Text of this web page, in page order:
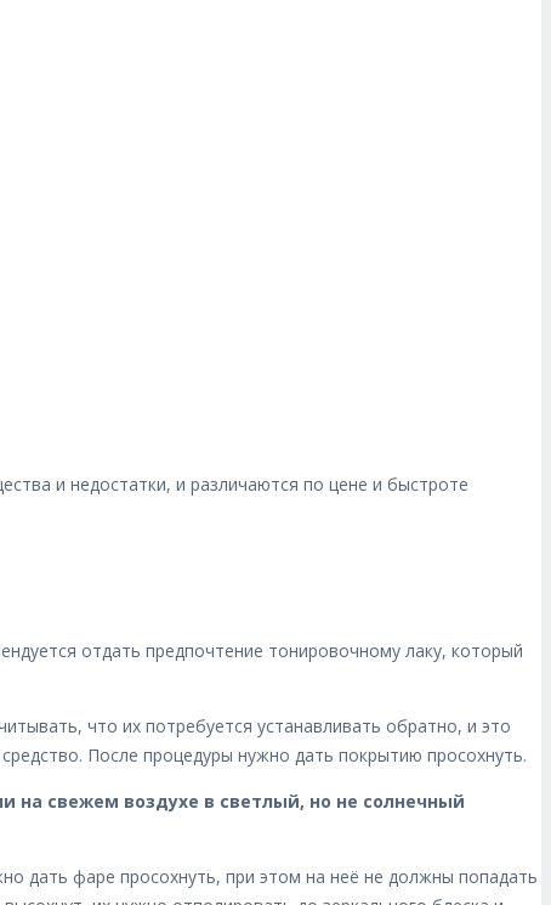
и недостатки, и различаются по цене и быстроте
отдать предпочтение тонировочному лаку, который
что их потребуется устанавливать обратно, и это
После процедуры нужно дать покрытию просохнуть.
свежем воздухе в светлый, но не солнечный
дать фаре просохнуть, при этом на неё не должны попадать